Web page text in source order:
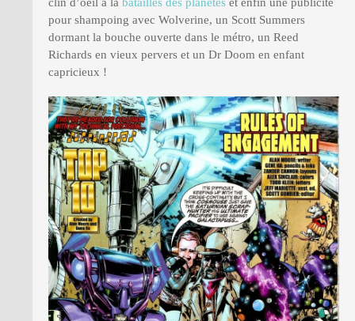
pour shampoing avec Wolverine, un Scott Summers
dormant la bouche ouverte dans le métro, un Reed
Richards en vieux pervers et un Dr Doom en enfant
capricieux !